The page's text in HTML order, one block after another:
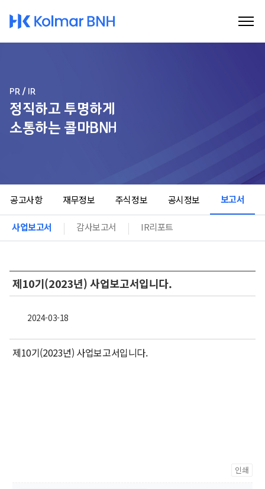
Kolmar BNH
PR / IR
정직하고 투명하게
소통하는 콜마BNH
공고사항 재무정보 주식정보 공시정보 보고서
사업보고서 감사보고서 IR리포트
제10기(2023년) 사업보고서입니다.
2024-03-18
제10기(2023년) 사업보고서입니다.
인쇄